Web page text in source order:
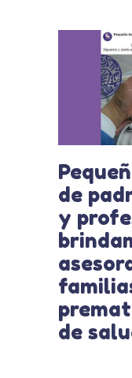
de
y
de